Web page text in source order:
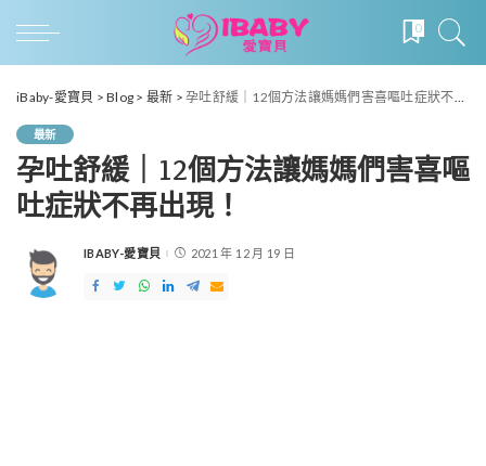
0
iBaby-愛寶貝 >Blog > 最新 >孕吐舒緩｜12個方法讓媽媽們害喜嘔吐症狀不再出現！
最新
孕吐舒緩｜12個方法讓媽媽們害喜嘔
吐症狀不再出現！
POSTED
IBABY-愛寶貝 2021 年 12 月 19 日